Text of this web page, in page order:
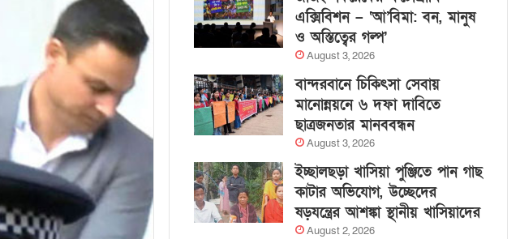
এক্সিবিশন – ‘আ’বিমা: বন, মানুষ
ও অস্তিত্বের গল্প’
August 3, 2026
বান্দরবানে চিকিৎসা সেবায়
মানোন্নয়নে ৬ দফা দাবিতে
ছাত্রজনতার মানববন্ধন
August 3, 2026
ইচ্ছালছড়া খাসিয়া পুঞ্জিতে পান গাছ
কাটার অভিযোগ, উচ্ছেদের
ষড়যন্ত্রের আশঙ্কা স্থানীয় খাসিয়াদের
August 2, 2026